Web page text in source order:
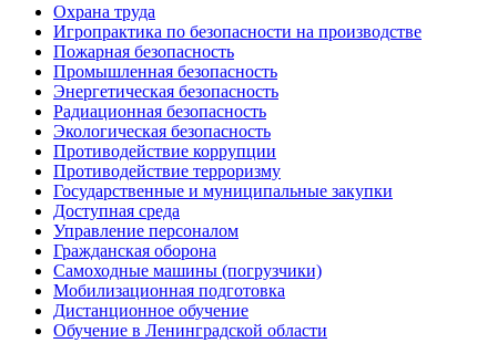
Охрана труда
Игропрактика по безопасности на производстве
Пожарная безопасность
Промышленная безопасность
Энергетическая безопасность
Радиационная безопасность
Экологическая безопасность
Противодействие коррупции
Противодействие терроризму
Государственные и муниципальные закупки
Доступная среда
Управление персоналом
Гражданская оборона
Самоходные машины (погрузчики)
Мобилизационная подготовка
Дистанционное обучение
Обучение в Ленинградской области